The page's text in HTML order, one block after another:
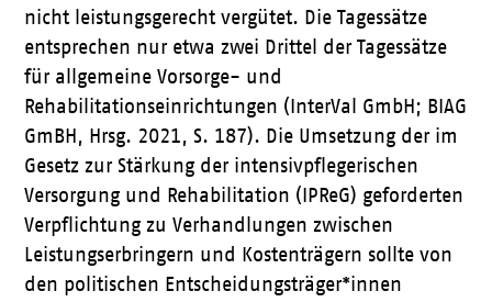
nicht leistungsgerecht vergütet. Die Tagessätze
entsprechen nur etwa zwei Drittel der Tagessätze
für allgemeine Vorsorge- und
Rehabilitationseinrichtungen (InterVal GmbH; BIAG
GmBH, Hrsg. 2021, S. 187). Die Umsetzung der im
Gesetz zur Stärkung der intensivpflegerischen
Versorgung und Rehabilitation (IPReG) geforderten
Verpflichtung zu Verhandlungen zwischen
Leistungserbringern und Kostenträgern sollte von
den politischen Entscheidungsträger*innen